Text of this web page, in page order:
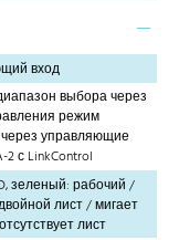
вход
выбора через
режим
управляющие
2 с LinkControl
зеленый: рабочий /
лист / мигает
лист